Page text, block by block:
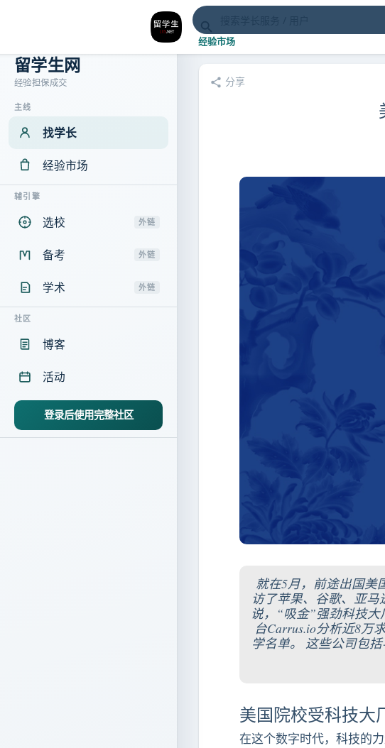
经验市场
留学生网
经验担保成交
主线
找学长
经验市场
辅引擎
选校 外链
备考 外链
学术 外链
社区
博客
活动
登录后使用完整社区
分享
就在5月，前途出国美
访了苹果、谷歌、亚
说，“吸金”强劲科技
台Carrus.io分析近8万
学名单。 这些公司包
美国院校受科技大
在这个数字时代，科技的